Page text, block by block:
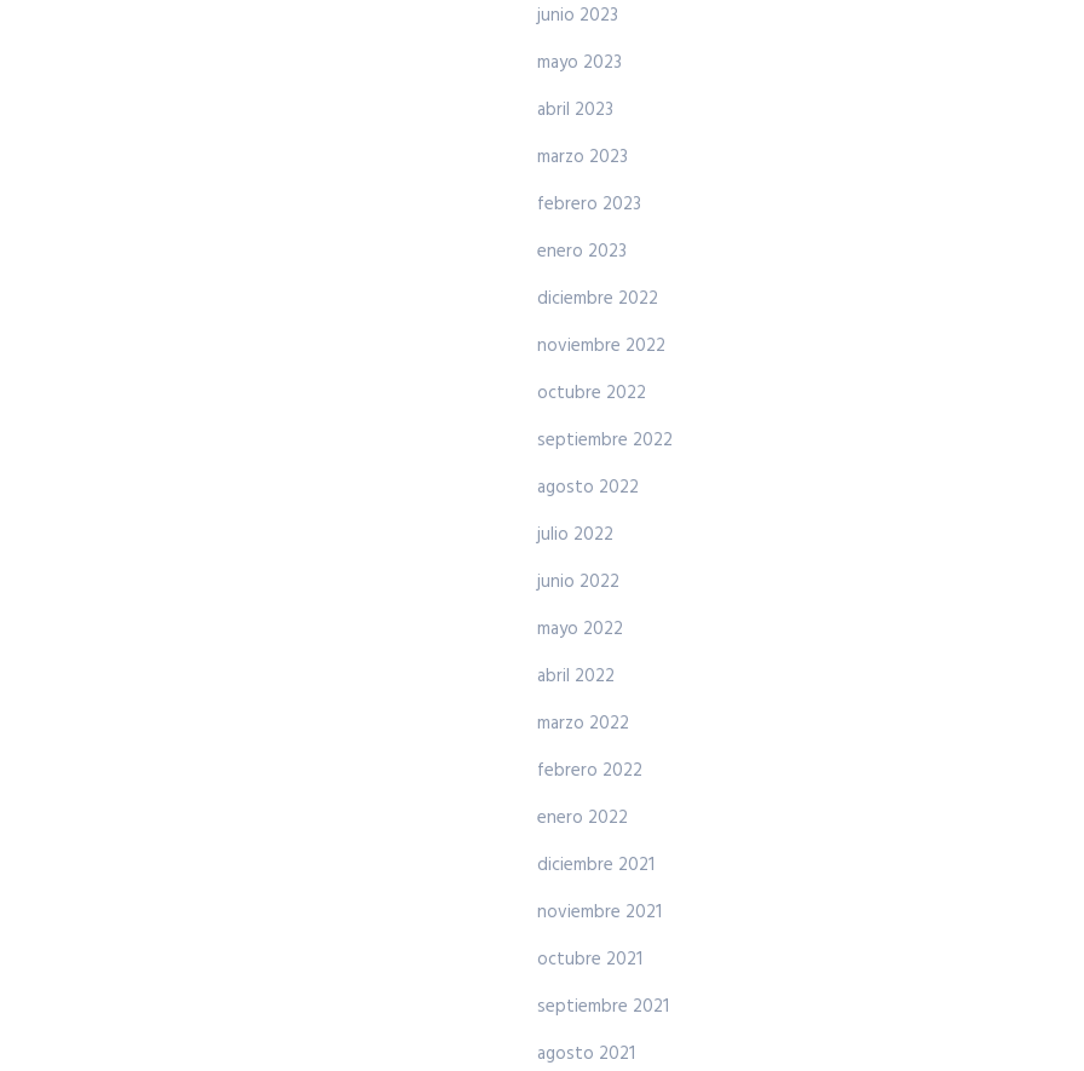
junio 2023
mayo 2023
abril 2023
marzo 2023
febrero 2023
enero 2023
diciembre 2022
noviembre 2022
octubre 2022
septiembre 2022
agosto 2022
julio 2022
junio 2022
mayo 2022
abril 2022
marzo 2022
febrero 2022
enero 2022
diciembre 2021
noviembre 2021
octubre 2021
septiembre 2021
agosto 2021